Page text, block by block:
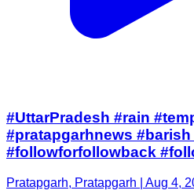
#UttarPradesh #rain
#pratapgarhnews
#followforfollowback
Pratapgarh, Pratapgarh | Aug 4,